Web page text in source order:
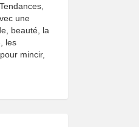
une
beauté, la
les
mincir,